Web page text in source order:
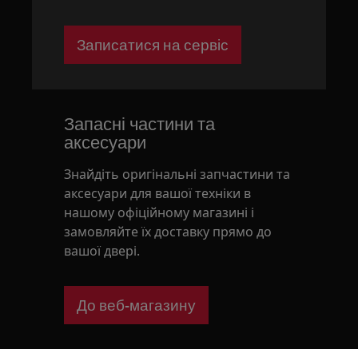
Записатися на сервіс
Запасні частини та
аксесуари
Знайдіть оригінальні запчастини та
аксесуари для вашої техніки в
нашому офіційному магазині і
замовляйте їх доставку прямо до
вашої двері.
До веб-магазину